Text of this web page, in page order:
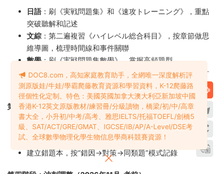
日語：刷《実戦問題集》和《速攻トレーニング》，重點
突破聽解和記述
文綜 ：第二遍複習《ハイレベル総合科目》，按章節做思
維導圖，梳理時間線和事件關聯
數學：刷《実戦問題集數學》，掌握高頻題型
理科：刷《物理のエッセンス》《名問の森》等，強化計
算和實驗題
第三階段：全真模拟（2026年9月-10月）
每周2-3次全真模考，使用2020-2025年真題
嚴格計時，日語125分鍾、各科80分鍾
建立錯題本，按“錯因→對策→同類題”模式記錄
DOC8.com，高知家庭教育助手，全網唯一深度解析評
測原版娃/牛娃/學霸爬藤教育資源和學習資料，K-12爬藤路
徑個性化定制。特色：美國英國加拿大澳大利亞新加坡中國
香港K-12英文原版教材/練習冊/分級讀物，橋梁/初/中/高章
書大全，小升初/中考/高考、雅思IELTS/托福TOEFL/劍橋5
級、SAT/ACT/GRE/GMAT、IGCSE/IB/AP/A-Level/DSE考
試、全球數學物理化學生物信息學商科競賽資源！